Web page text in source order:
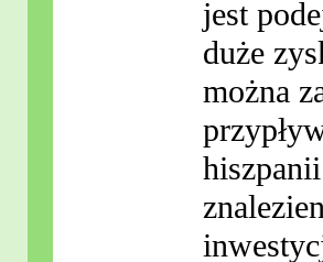
jest
duże
można